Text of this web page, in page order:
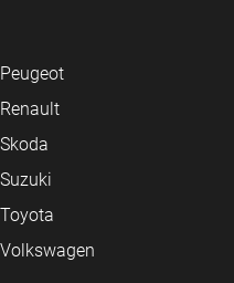
Peugeot
Renault
Skoda
Suzuki
Toyota
Volkswagen